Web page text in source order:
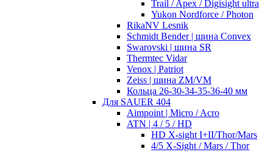
Trail / Apex / Digisight ultra
Yukon Nordforce / Photon
RikaNV Lesnik
Schmidt Bender | шина Convex
Swarovski | шина SR
Thermtec Vidar
Venox | Patriot
Zeiss | шина ZM/VM
Кольца 26-30-34-35-36-40 мм
Для SAUER 404
Aimpoint | Micro / Acro
ATN | 4 / 5 / HD
HD X-sight I+II/Thor/Mars
4/5 X-Sight / Mars / Thor